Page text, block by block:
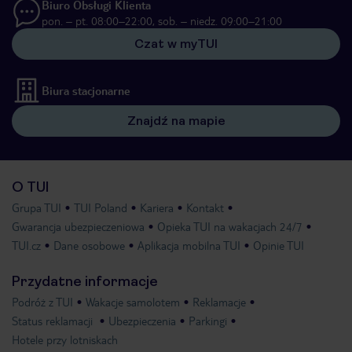
Biuro Obsługi Klienta
pon. – pt. 08:00–22:00, sob. – niedz. 09:00–21:00
Czat w myTUI
Biura stacjonarne
Znajdź na mapie
O TUI
Grupa TUI TUI Poland Kariera
Kontakt
Gwarancja ubezpieczeniowa
Opieka TUI na wakacjach 24/7
TUI.cz
Dane osobowe Aplikacja mobilna TUI Opinie TUI
Przydatne informacje
Podróż z TUI Wakacje samolotem
Reklamacje
Status reklamacji
Ubezpieczenia
Parkingi
Hotele przy lotniskach